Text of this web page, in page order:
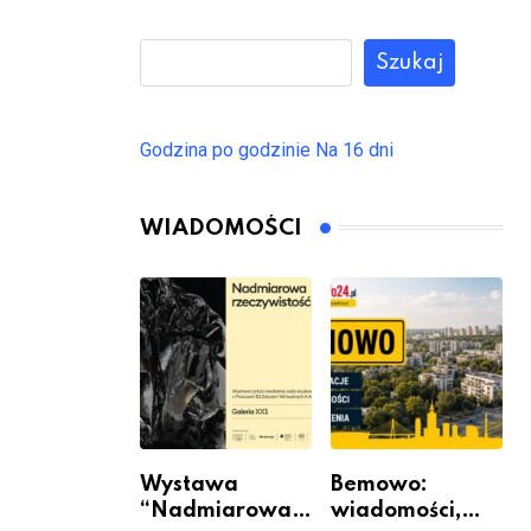
Szukaj
Godzina po godzinie Na 16 dni
WIADOMOŚCI
Wystawa
“Nadmiarowa
Bemowo:
wiadomości,